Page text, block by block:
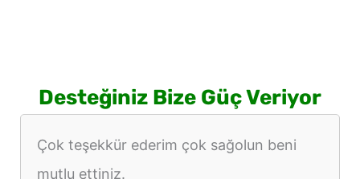
Desteğiniz Bize Güç Veriyor
Çok teşekkür ederim çok sağolun beni
mutlu ettiniz.